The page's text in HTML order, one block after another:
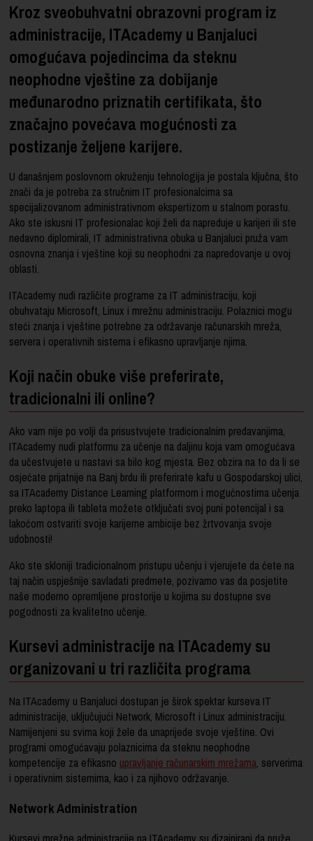
Kroz sveobuhvatni obrazovni program iz
administracije, ITAcademy u Banjaluci
omogućava pojedincima da steknu
neophodne vještine za dobijanje
međunarodno priznatih certifikata, što
značajno povećava mogućnosti za
postizanje željene karijere.
U današnjem poslovnom okruženju tehnologija je postala ključna, što
znači da je potreba za stručnim IT profesionalcima sa
specijalizovanom administrativnom ekspertizom u stalnom porastu.
Ako ste iskusni IT profesionalac koji želi da napreduje u karijeri ili ste
nedavno diplomirali, IT administrativna obuka u Banjaluci pruža vam
osnovna znanja i vještine koji su neophodni za napredovanje u ovoj
oblasti.
ITAcademy nudi različite programe za IT administraciju, koji
obuhvataju Microsoft, Linux i mrežnu administraciju. Polaznici mogu
steći znanja i vještine potrebne za održavanje računarskih mreža,
servera i operativnih sistema i efikasno upravljanje njima.
Koji način obuke više preferirate,
tradicionalni ili online?
Ako vam nije po volji da prisustvujete tradicionalnim predavanjima,
ITAcademy nudi platformu za učenje na daljinu koja vam omogućava
da učestvujete u nastavi sa bilo kog mjesta. Bez obzira na to da li se
osjećate prijatnije na Banj brdu ili preferirate kafu u Gospodarskoj ulici,
sa ITAcademy Distance Learning platformom i mogućnostima učenja
preko laptopa ili tableta možete otključati svoj puni potencijal i sa
lakoćom ostvariti svoje karijerne ambicije bez žrtvovanja svoje
udobnosti!
Ako ste skloniji tradicionalnom pristupu učenju i vjerujete da ćete na
taj način uspješnije savladati predmete, pozivamo vas da posjetite
naše moderno opremljene prostorije u kojima su dostupne sve
pogodnosti za kvalitetno učenje.
Kursevi administracije na ITAcademy su
organizovani u tri različita programa
Na ITAcademy u Banjaluci dostupan je širok spektar kurseva IT
administracije, uključujući Network, Microsoft i Linux administraciju.
Namijenjeni su svima koji žele da unaprijede svoje vještine. Ovi
programi omogućavaju polaznicima da steknu neophodne
kompetencije za efikasno upravljanje računarskim mrežama, serverima
i operativnim sistemima, kao i za njihovo održavanje.
Network Administration